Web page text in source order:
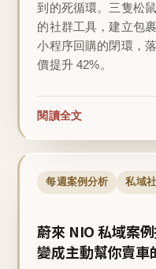
到的死循環。三隻松
的社群工具，建立包
小程序回購的閉環，
價提升 42%。
閱讀全文
每週案例分析 私域
蔚來 NIO 私域案
變成主動幫你賣車